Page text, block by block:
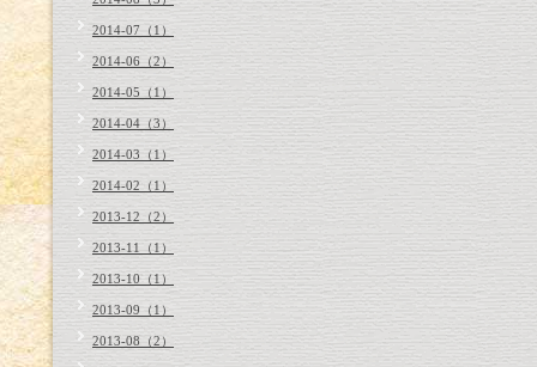
2014-07（1）
2014-06（2）
2014-05（1）
2014-04（3）
2014-03（1）
2014-02（1）
2013-12（2）
2013-11（1）
2013-10（1）
2013-09（1）
2013-08（2）